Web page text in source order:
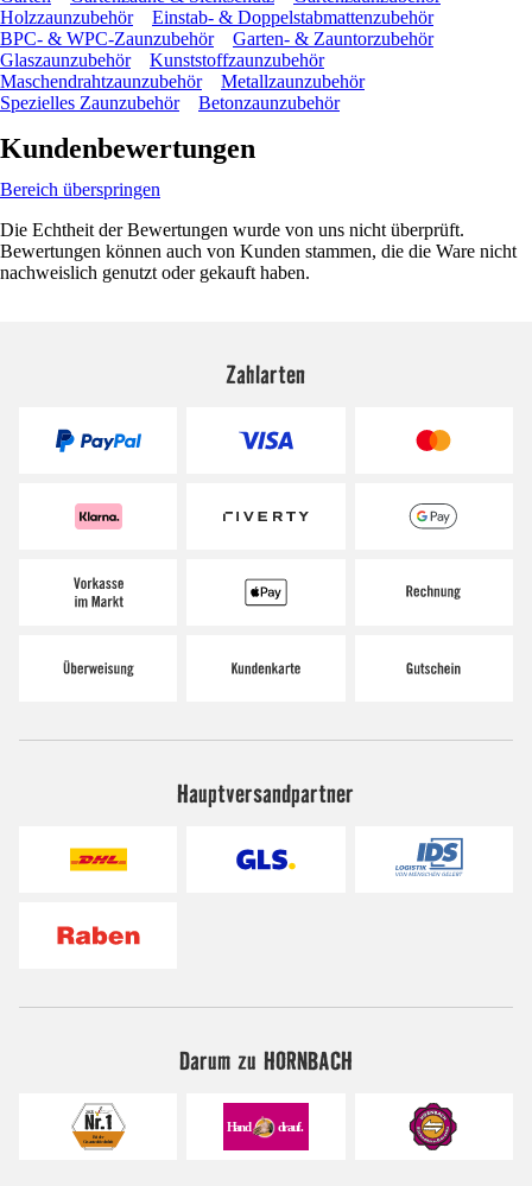
Holzzaunzubehör
Einstab- & Doppelstabmattenzubehör
BPC- & WPC-Zaunzubehör
Garten- & Zauntorzubehör
Glaszaunzubehör
Kunststoffzaunzubehör
Maschendrahtzaunzubehör
Metallzaunzubehör
Spezielles Zaunzubehör
Betonzaunzubehör
Kundenbewertungen
Bereich überspringen
Die Echtheit der Bewertungen wurde von uns nicht überprüft.
Bewertungen können auch von Kunden stammen, die die Ware nicht
nachweislich genutzt oder gekauft haben.
Zahlarten
Hauptversandpartner
Darum zu HORNBACH